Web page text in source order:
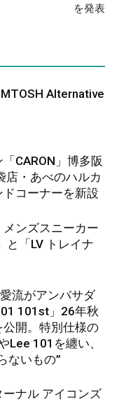
を発表
Alternative
CARON」博多阪
店・あべのハルカ
コーナーを新設
メンズスニーカー
と「LV トレイナ
流がアンバサダ
101st」26年秋
開。特別仕様の
Lee 101を纏い、
ないもの”
ーナル アイコンズ